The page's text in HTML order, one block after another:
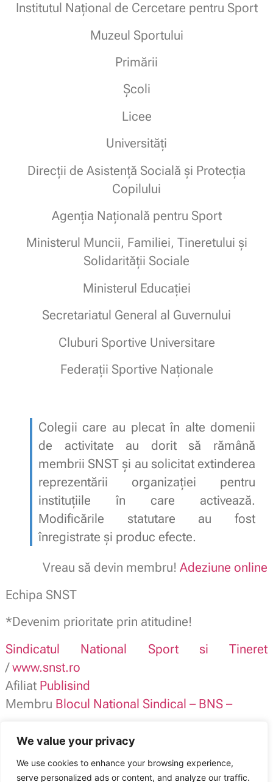
We value your privacy
We use cookies to enhance your browsing experience,
serve personalized ads or content, and analyze our traffic.
Institutul Național de Cercetare pentru Sport
Muzeul Sportului
Primării
Școli
Licee
Universități
Direcții de Asistență Socială și Protecția
Copilului
Agenția Națională pentru Sport
Ministerul Muncii, Familiei, Tineretului și
Solidarității Sociale
Ministerul Educației
Secretariatul General al Guvernului
Cluburi Sportive Universitare
Federații Sportive Naționale
Colegii care au plecat în alte domenii
de activitate au dorit să rămână
membrii SNST și au solicitat extinderea
reprezentării organizației pentru
instituțiile în care activează.
Modificările statutare au fost
înregistrate și produc efecte.
Vreau să devin membru!Adeziune online
Echipa SNST
*Devenim prioritate prin atitudine!
Sindicatul National Sport si Tineret
/www.snst.ro
Afiliat Publisind
Membru Blocul National Sindical – BNS –